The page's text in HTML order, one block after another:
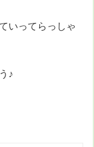
いってらっしゃ
♪